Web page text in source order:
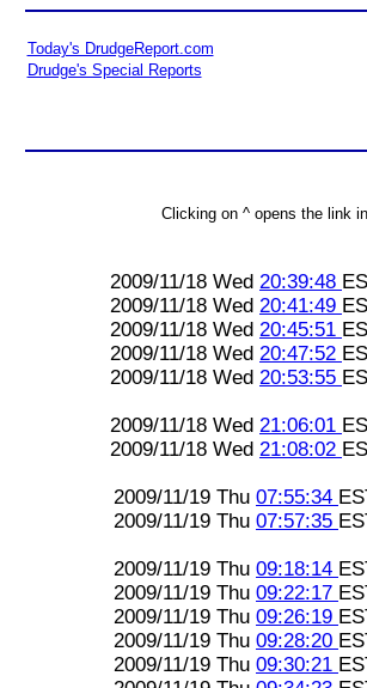
Today's DrudgeReport.com
Drudge's Special Reports
Clicking on ^ opens the link
2009/11/18 Wed 20:39:48
2009/11/18 Wed 20:41:49
2009/11/18 Wed 20:45:51
2009/11/18 Wed 20:47:52
2009/11/18 Wed 20:53:55
2009/11/18 Wed 21:06:01
2009/11/18 Wed 21:08:02
2009/11/19 Thu 07:55:34
2009/11/19 Thu 07:57:35
2009/11/19 Thu 09:18:14
2009/11/19 Thu 09:22:17
2009/11/19 Thu 09:26:19
2009/11/19 Thu 09:28:20
2009/11/19 Thu 09:30:21